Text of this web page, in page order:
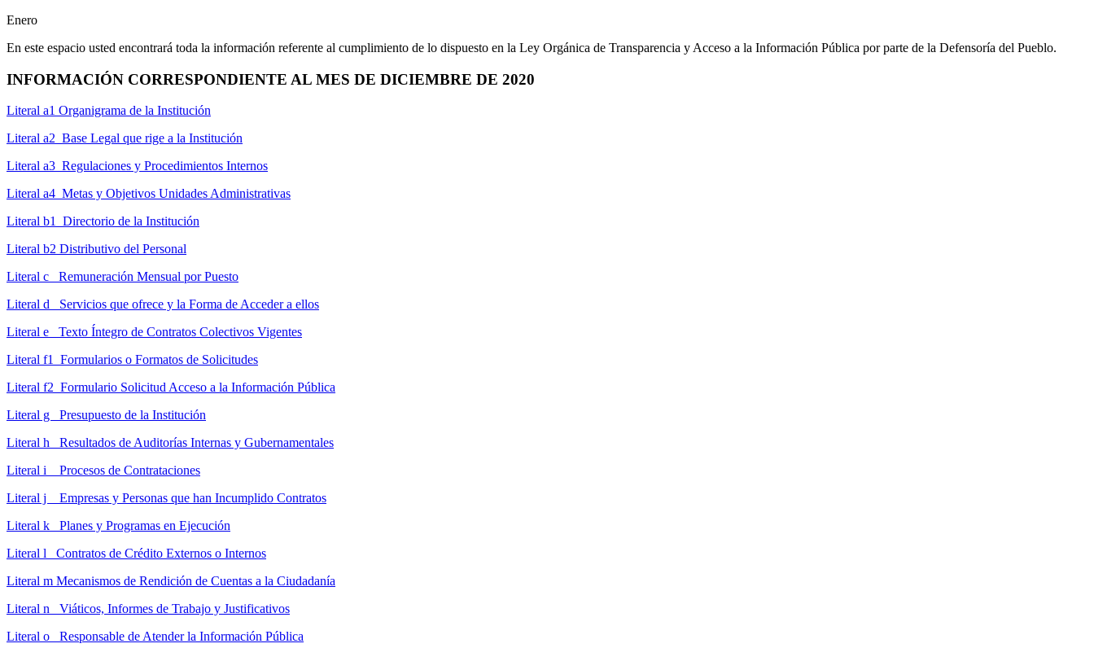
Enero
En este espacio usted encontrará toda la información referente al cumplimiento de lo dispuesto en la Ley Orgánica de Transparencia y Acceso a la Información Pública por parte de la Defensoría del Pueblo.
INFORMACIÓN CORRESPONDIENTE AL MES DE DICIEMBRE DE 2020
Literal a1 Organigrama de la Institución
Literal a2 Base Legal que rige a la Institución
Literal a3 Regulaciones y Procedimientos Internos
Literal a4 Metas y Objetivos Unidades Administrativas
Literal b1 Directorio de la Institución
Literal b2 Distributivo del Personal
Literal c Remuneración Mensual por Puesto
Literal d Servicios que ofrece y la Forma de Acceder a ellos
Literal e Texto Íntegro de Contratos Colectivos Vigentes
Literal f1 Formularios o Formatos de Solicitudes
Literal f2 Formulario Solicitud Acceso a la Información Pública
Literal g Presupuesto de la Institución
Literal h Resultados de Auditorías Internas y Gubernamentales
Literal i Procesos de Contrataciones
Literal j Empresas y Personas que han Incumplido Contratos
Literal k Planes y Programas en Ejecución
Literal l Contratos de Crédito Externos o Internos
Literal m Mecanismos de Rendición de Cuentas a la Ciudadanía
Literal n Viáticos, Informes de Trabajo y Justificativos
Literal o Responsable de Atender la Información Pública